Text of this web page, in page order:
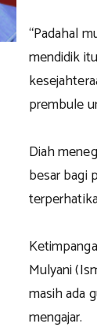
“Padahal
mendidik
prembule
Diah
besar bagi
Mulyani
masih ada
mengajar.